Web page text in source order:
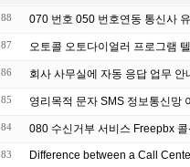
88 070 번호 050 번호연동 통신사
87 오토콜 오토다이얼러 프로그램
86 회사 사무실에 자동
85 영리목적 문자
84 080 수신거부 서비스 Freepbx
83 Difference between a Call